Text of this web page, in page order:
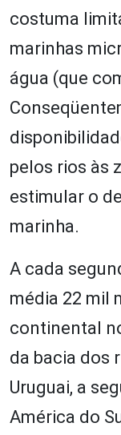
costuma
marinhas
água (que
pelos rios às
estimular o
marinha.
A cada
média 22 mil
continental
da bacia dos
Uruguai, a
América do